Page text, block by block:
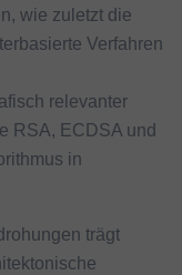
wie zuletzt die
Verfahren
relevanter
RSA, ECDSA und
in
trägt